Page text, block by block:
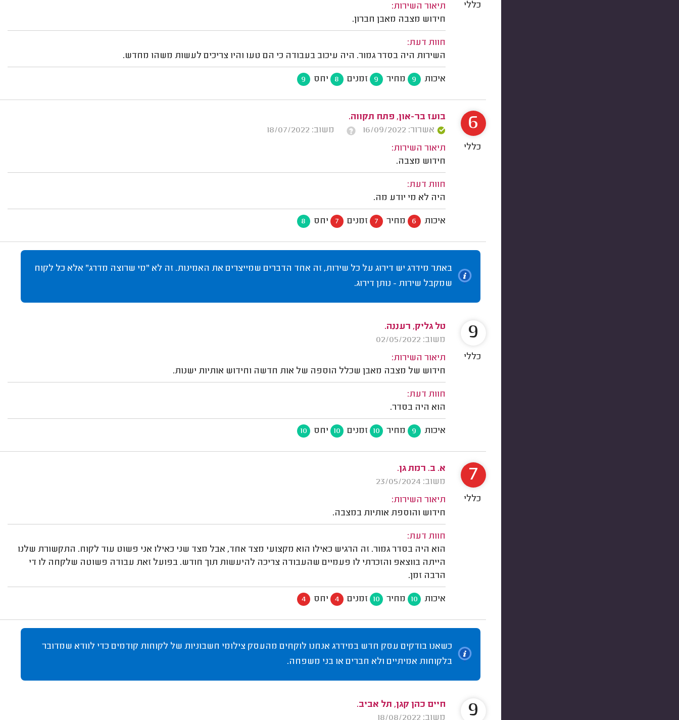
תיאור השירות:
חידוש מצבה מאבן חברון.
חוות דעת:
השירות היה בסדר גמור. היה עיכוב בעבודה כי הם טעו והיו צריכים לעשות משהו מחדש.
איכות 9 מחיר 9 זמנים 8 יחס 9
כללי
בועז בר-און, פתח תקווה.
אשרור: 16/09/2022
משוב: 18/07/2022
תיאור השירות:
חידוש מצבה.
חוות דעת:
היה לא מי יודע מה.
איכות 6 מחיר 7 זמנים 7 יחס 8
6
כללי
באתר מידרג יש דירוג על כל שירות, זה אחד הדברים שמייצרים את האמינות. זה לא "מי שרוצה מדרג" אלא כל לקוח
שמקבל שירות - נותן דירוג.
טל גליק, רעננה.
משוב: 02/05/2022
תיאור השירות:
חידוש של מצבה מאבן שכלל הוספה של אות חדשה וחידוש אותיות ישנות.
חוות דעת:
הוא היה בסדר.
איכות 9 מחיר 10 זמנים 10 יחס 10
9
כללי
א. ב. רמת גן.
משוב: 23/05/2024
תיאור השירות:
חידוש והוספת אותיות במצבה.
חוות דעת:
הוא היה בסדר גמור. זה הרגיש כאילו הוא מקצועי מצד אחד, אבל מצד שני כאילו אני פשוט עוד לקוח. התקשורת שלנו
הייתה בווצאפ והזכרתי לו פעמיים שהעבודה צריכה להיעשות תוך חודש. בפועל זאת עבודה פשוטה שלקחה לו די
הרבה זמן.
איכות 10 מחיר 10 זמנים 4 יחס 4
7
כללי
כשאנו בודקים עסק חדש במידרג אנחנו לוקחים מהעסק צילומי חשבוניות של לקוחות קודמים כדי לוודא שמדובר
בלקוחות אמיתיים ולא חברים או בני משפחה.
חיים כהן קגן, תל אביב.
משוב: 18/08/2022
9